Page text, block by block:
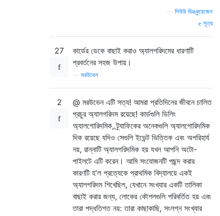
লিউউ ভিঙ্কুয়েজেন
সূত্র
27
কার্ডের ডেকে বাছাই করাও অ্যালগরিদমের ধারণাটি
প্রবর্তনের সহজ উপায়।
মরউভেন
2
@ মরউভেন এটি সত্য! আমরা প্রতিদিনের জীবনে চালিত
প্রচুর অ্যালগরিদম রয়েছে! কার্ডগুলি ডিলিং
অ্যালগোরিদমিক, ট্র্যাফিকের অনেকগুলি অ্যালগোরিদমিক
দিক রয়েছে যদিও সেগুলি ইভেন্ট ভিত্তিক এবং অপরিহার্য
নয়, রান্নাটি অ্যালগরিদমিক হয় যখন আপনি অটো-
পাইলটে এটি করেন। আমি সংযোজনটি পছন্দ করার
কারণটি হ'ল প্রত্যেকে প্রাথমিক বিদ্যালয়ে একই
অ্যালগরিদম শিখেছিল, যেখানে সংখ্যার একটি তালিকা
বাছাই করার জন্য, লোকের কৌশলগুলি পরিবর্তিত হয় এবং
তারা পদ্ধতিগত নয়: তারা কাছাকাছি, সংলগ্ন সংখ্যার